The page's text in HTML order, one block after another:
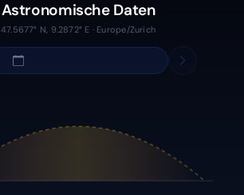
Astronomische Daten
47.5677° N, 9.2872° E · Europe/Zurich